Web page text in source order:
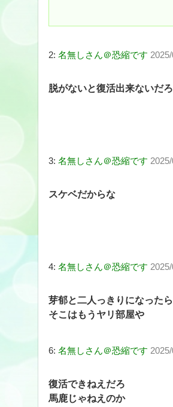
2: 名無しさん＠恐縮です
脱がないと復活出来ないだ
3: 名無しさん＠恐縮です
スケベだからな
4: 名無しさん＠恐縮です
芽郁と二人っきりになったら
そこはもうヤリ部屋や
6: 名無しさん＠恐縮です
復活できねえだろ
馬鹿じゃねえのか